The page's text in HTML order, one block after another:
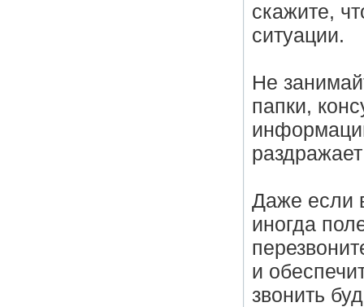
скажите,
ситуации.
Не
папки,
Даже если
иногда
и
звонить